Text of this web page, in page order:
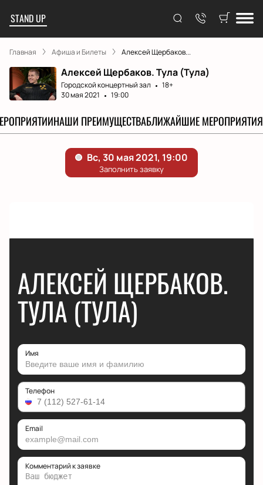
STAND UP
Главная Афиша и Билеты Алексей Щербаков...
Алексей Щербаков. Тула (Тула)
Городской концертный зал
18+
30 мая 2021
19:00
НАШИ ПРЕИМУЩЕСТВАБЛИЖАЙШИЕ МЕРОПРИЯТИЯ
АЛЕКСЕЙ ЩЕРБАКОВ.
ТУЛА (ТУЛА)
Имя
Телефон
Email
Комментарий к заявке